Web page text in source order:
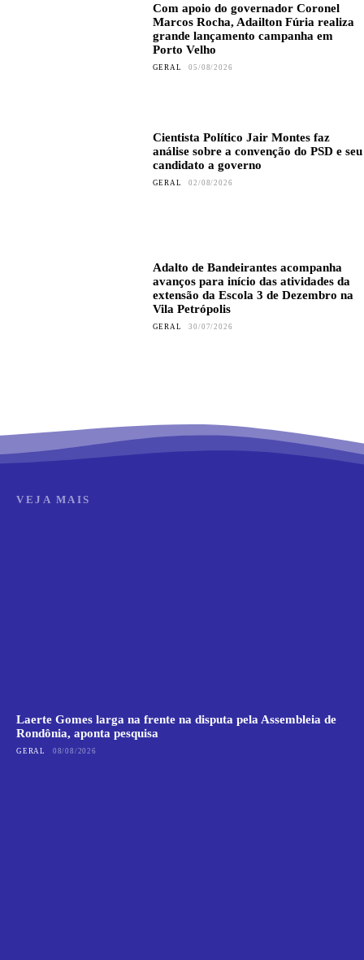
Com apoio do governador Coronel
Marcos Rocha, Adailton Fúria realiza
grande lançamento campanha em
Porto Velho
GERAL 05/08/2026
Cientista Político Jair Montes faz
análise sobre a convenção do PSD e seu
candidato a governo
GERAL 02/08/2026
Adalto de Bandeirantes acompanha
avanços para início das atividades da
extensão da Escola 3 de Dezembro na
Vila Petrópolis
GERAL 30/07/2026
VEJA MAIS
Laerte Gomes larga na frente na disputa pela Assembleia de
Rondônia, aponta pesquisa
GERAL 08/08/2026